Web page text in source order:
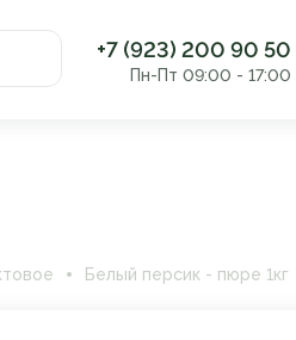
+7 (923) 200 90 50
Пн-Пт 09:00 - 17:00
Белый персик - пюре 1кг